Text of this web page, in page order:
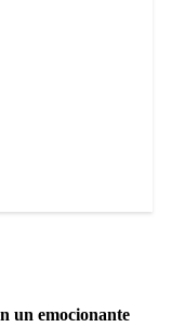
un emocionante